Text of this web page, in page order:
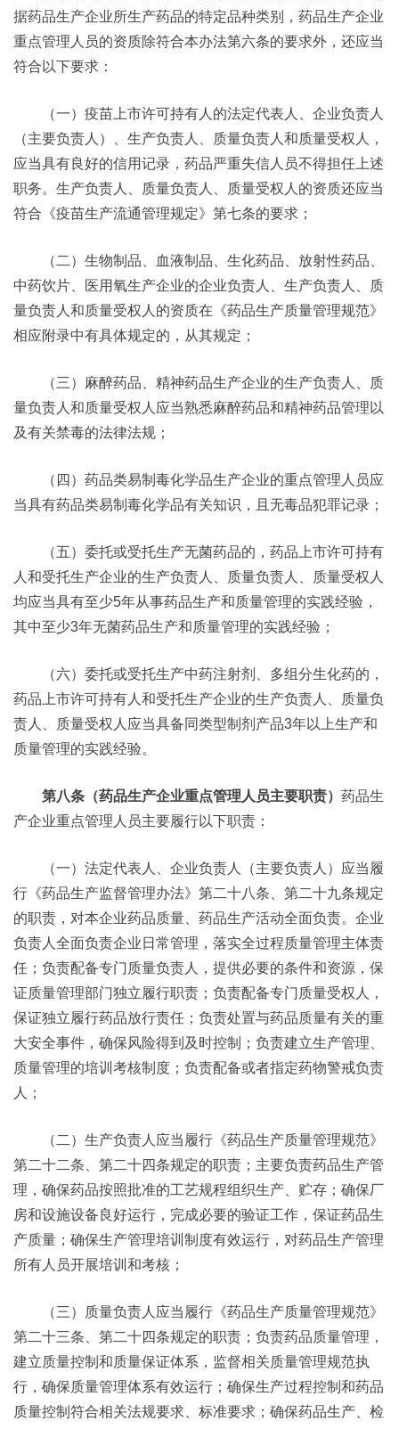
据药品生产企业所生产药品的特定品种类别，药品生产企业
重点管理人员的资质除符合本办法第六条的要求外，还应当
符合以下要求：
（一）疫苗上市许可持有人的法定代表人、企业负责人
（主要负责人）、生产负责人、质量负责人和质量受权人，
应当具有良好的信用记录，药品严重失信人员不得担任上述
职务。生产负责人、质量负责人、质量受权人的资质还应当
符合《疫苗生产流通管理规定》第七条的要求；
（二）生物制品、血液制品、生化药品、放射性药品、
中药饮片、医用氧生产企业的企业负责人、生产负责人、质
量负责人和质量受权人的资质在《药品生产质量管理规范》
相应附录中有具体规定的，从其规定；
（三）麻醉药品、精神药品生产企业的生产负责人、质
量负责人和质量受权人应当熟悉麻醉药品和精神药品管理以
及有关禁毒的法律法规；
（四）药品类易制毒化学品生产企业的重点管理人员应
当具有药品类易制毒化学品有关知识，且无毒品犯罪记录；
（五）委托或受托生产无菌药品的，药品上市许可持有
人和受托生产企业的生产负责人、质量负责人、质量受权人
均应当具有至少5年从事药品生产和质量管理的实践经验，
其中至少3年无菌药品生产和质量管理的实践经验；
（六）委托或受托生产中药注射剂、多组分生化药的，
药品上市许可持有人和受托生产企业的生产负责人、质量负
责人、质量受权人应当具备同类型制剂产品3年以上生产和
质量管理的实践经验。
第八条（药品生产企业重点管理人员主要职责） 药品生
产企业重点管理人员主要履行以下职责：
（一）法定代表人、企业负责人（主要负责人）应当履
行《药品生产监督管理办法》第二十八条、第二十九条规定
的职责，对本企业药品质量、药品生产活动全面负责。企业
负责人全面负责企业日常管理，落实全过程质量管理主体责
任；负责配备专门质量负责人，提供必要的条件和资源，保
证质量管理部门独立履行职责；负责配备专门质量受权人，
保证独立履行药品放行责任；负责处置与药品质量有关的重
大安全事件，确保风险得到及时控制；负责建立生产管理、
质量管理的培训考核制度；负责配备或者指定药物警戒负责
人；
（二）生产负责人应当履行《药品生产质量管理规范》
第二十二条、第二十四条规定的职责；主要负责药品生产管
理，确保药品按照批准的工艺规程组织生产、贮存；确保厂
房和设施设备良好运行，完成必要的验证工作，保证药品生
产质量；确保生产管理培训制度有效运行，对药品生产管理
所有人员开展培训和考核；
（三）质量负责人应当履行《药品生产质量管理规范》
第二十三条、第二十四条规定的职责；负责药品质量管理，
建立质量控制和质量保证体系，监督相关质量管理规范执
行，确保质量管理体系有效运行；确保生产过程控制和药品
质量控制符合相关法规要求、标准要求；确保药品生产、检